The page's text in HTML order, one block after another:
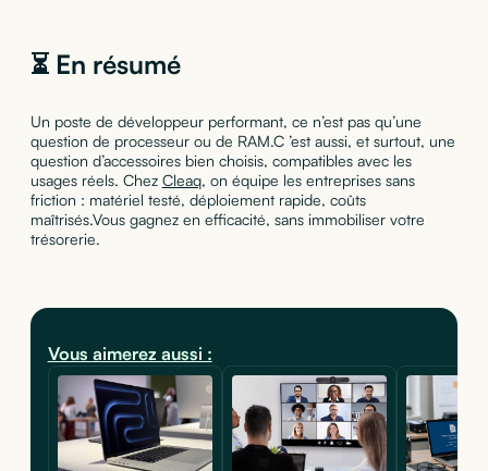
⏳ En résumé
Un poste de développeur performant, ce n’est pas qu’une
question de processeur ou de RAM.C ’est aussi, et surtout, une
question d’accessoires bien choisis, compatibles avec les
usages réels. Chez Cleaq, on équipe les entreprises sans
friction : matériel testé, déploiement rapide, coûts
maîtrisés.Vous gagnez en efficacité, sans immobiliser votre
trésorerie.
Vous aimerez aussi :